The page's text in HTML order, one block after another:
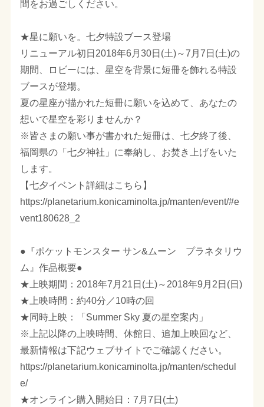
間をお過ごしください。
★星に願いを。七夕特設ブース登場
リニューアル初日2018年6月30日(土)～7月7日(土)の
期間、ロビーには、星空を背景に短冊を飾れる特設
ブースが登場。
夏の星座が描かれた短冊に願いを込めて、あなたの
想いで星空を彩りませんか？
※皆さまの願い事が書かれた短冊は、七夕終了後、
福岡県の「七夕神社」に奉納し、お焚き上げをいた
します。
【七夕イベント詳細はこちら】
https://planetarium.konicaminolta.jp/manten/event/#e
vent180628_2
●『ポケットモンスター サン&ムーン プラネタリウ
ム』作品概要●
★上映期間：2018年7月21日(土)～2018年9月2日(日)
★上映時間：約40分／10時の回
★同時上映：「Summer Sky 夏の星空案内」
※上記以降の上映時間、休館日、追加上映回など、
最新情報は下記ウェブサイトでご確認ください。
https://planetarium.konicaminolta.jp/manten/schedul
e/
★オンライン購入開始日：7月7日(土)